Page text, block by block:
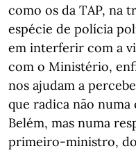
como os da TAP, na
espécie de polícia
em interferir com a
com o Ministério,
nos ajudam a
que radica não
Belém, mas numa
primeiro-ministro,